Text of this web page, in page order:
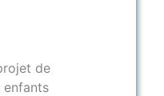
de
enfants